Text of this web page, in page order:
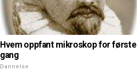
Hvem oppfant mikroskop for første
gang
Dannelse